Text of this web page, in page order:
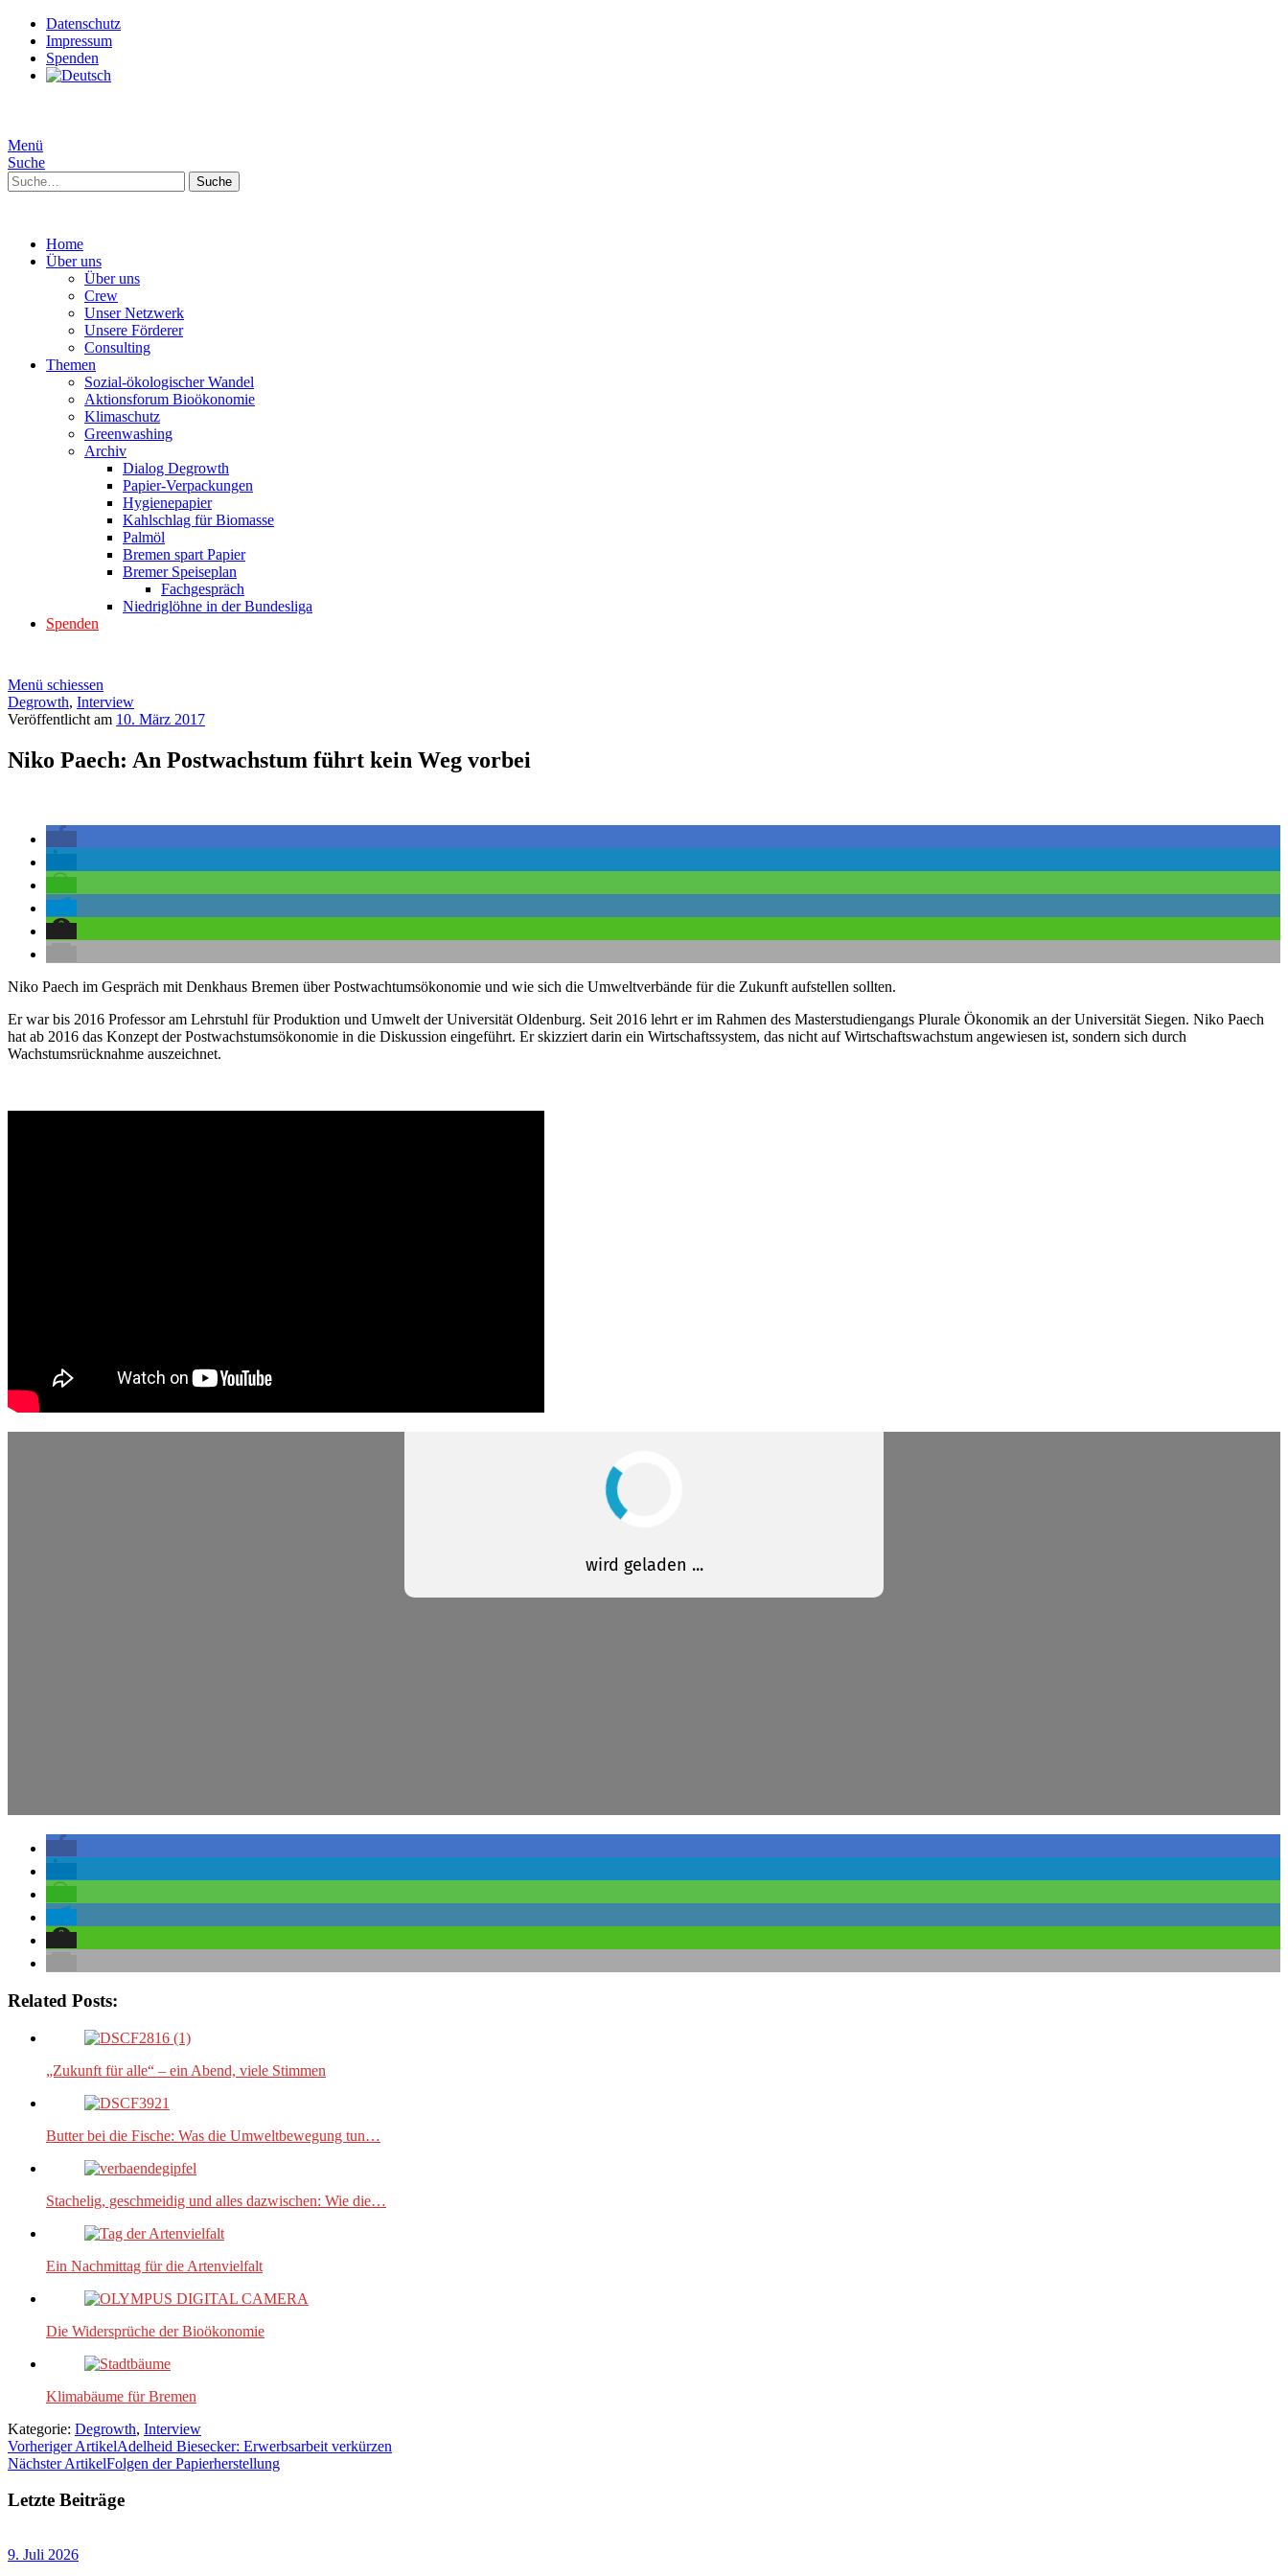
Datenschutz
Impressum
Spenden
Menü
Suche
Suche
Home
Über uns
Über uns
Crew
Unser Netzwerk
Unsere Förderer
Consulting
Themen
Sozial-ökologischer Wandel
Aktionsforum Bioökonomie
Klimaschutz
Greenwashing
Archiv
Dialog Degrowth
Papier-Verpackungen
Hygienepapier
Kahlschlag für Biomasse
Palmöl
Bremen spart Papier
Bremer Speiseplan
Fachgespräch
Niedriglöhne in der Bundesliga
Spenden
Menü schiessen
Degrowth, Interview
Veröffentlicht am 10. März 2017
Niko Paech: An Postwachstum führt kein Weg vorbei
Niko Paech im Gespräch mit Denkhaus Bremen über Postwachtumsökonomie und wie sich die Umweltverbände für die Zukunft aufstellen sollten.
Er war bis 2016 Professor am Lehrstuhl für Produktion und Umwelt der Universität Oldenburg. Seit 2016 lehrt er im Rahmen des Masterstudiengangs Plurale Ökonomik an der Universität Siegen. Niko Paech
hat ab 2016 das Konzept der Postwachstumsökonomie in die Diskussion eingeführt. Er skizziert darin ein Wirtschaftssystem, das nicht auf Wirtschaftswachstum angewiesen ist, sondern sich durch
Wachstumsrücknahme auszeichnet.
Related Posts:
„Zukunft für alle“ – ein Abend, viele Stimmen
Butter bei die Fische: Was die Umweltbewegung tun…
Stachelig, geschmeidig und alles dazwischen: Wie die…
Ein Nachmittag für die Artenvielfalt
Die Widersprüche der Bioökonomie
Klimabäume für Bremen
Kategorie: Degrowth, Interview
Vorheriger ArtikelAdelheid Biesecker: Erwerbsarbeit verkürzen
Nächster ArtikelFolgen der Papierherstellung
Letzte Beiträge
9. Juli 2026